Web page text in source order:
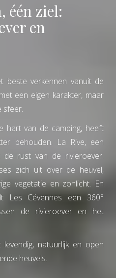
één ziel:
en
beste verkennen vanuit de
een eigen karakter, maar
sfeer.
hart van de camping, heeft
behouden. La Rive, een
de rust van de rivieroever.
zich uit over de heuvel,
vegetatie en zonlicht. En
Les Cévennes een 360°
de rivieroever en het
natuurlijk en open
heuvels.